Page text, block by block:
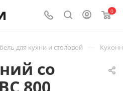
0
для кухни и столовой —
со